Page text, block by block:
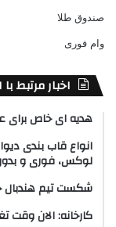
صندوق طلا
وام فوری
اخبار مرتبط
هدیه ای خاص برای
انواع قاب بندی
لوکس، فوری و
شکست تیم هندبال
کارخانه: الان وقت